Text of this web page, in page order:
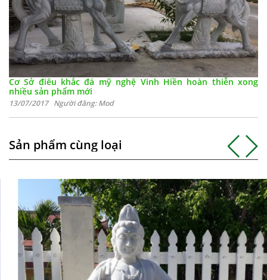
Cơ Sở điêu khắc đá mỹ nghệ Vinh Hiền hoàn thiễn xong
nhiều sản phẩm mới
13/07/2017 Người đăng: Mod
Sản phẩm cùng loại